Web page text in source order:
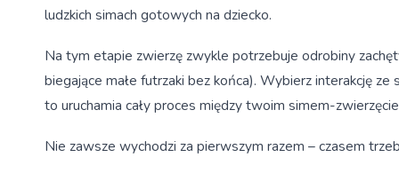
ludzkich simach gotowych na dziecko.
Na tym etapie zwierzę zwykle potrzebuje odrobiny
biegające małe futrzaki bez końca). Wybierz interakcję
to uruchamia cały proces między twoim simem-
Nie zawsze wychodzi za pierwszym razem – czasem